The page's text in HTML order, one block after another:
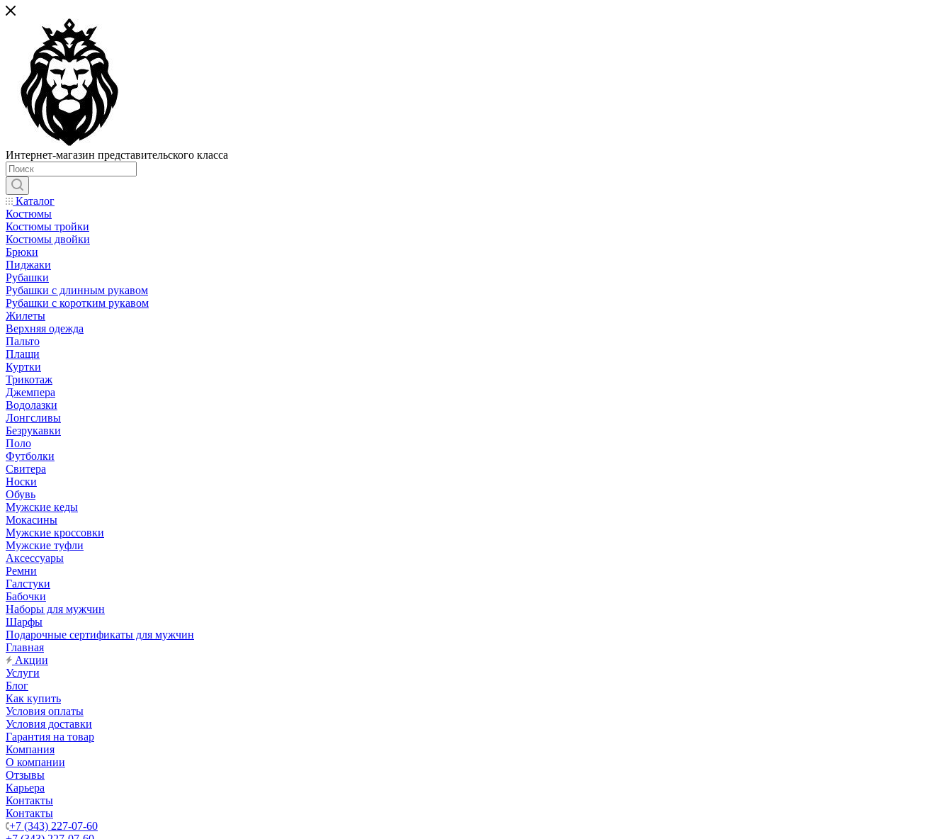
Интернет-магазин представительского класса
Каталог
Костюмы
Костюмы тройки
Костюмы двойки
Брюки
Пиджаки
Рубашки
Рубашки с длинным рукавом
Рубашки с коротким рукавом
Жилеты
Верхняя одежда
Пальто
Плащи
Куртки
Трикотаж
Джемпера
Водолазки
Лонгсливы
Безрукавки
Поло
Футболки
Свитера
Носки
Обувь
Мужские кеды
Мокасины
Мужские кроссовки
Мужские туфли
Аксессуары
Ремни
Галстуки
Бабочки
Наборы для мужчин
Шарфы
Подарочные сертификаты для мужчин
Главная
Акции
Услуги
Блог
Как купить
Условия оплаты
Условия доставки
Гарантия на товар
Компания
О компании
Отзывы
Карьера
Контакты
Контакты
+7 (343) 227-07-60